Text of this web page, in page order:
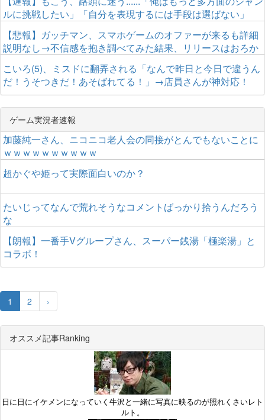
ルに挑戦したい」「自分を表現するには手段は選ばない」
【悲報】ガッチマン、スマホゲームのオファーが来るも詳細
説明なし→不信感を抱き調べてみた結果、リリースはおろか
こいろ(5)、ミスドに翻弄される「なんで昨日と今日で違うん
だ！うそつきだ！あそばれてる！」→店員さんが神対応！
ゲーム実況者速報
加藤純一さん、ニコニコ老人会の同接がとんでもないことに
ｗｗｗｗｗｗｗｗｗｗ
超かぐや姫って実際面白いのか？
たいじってなんで荒れそうなコメントばっかり拾うんだろう
な
【朗報】一番手Vグループさん、スーパー銭湯「極楽湯」と
コラボ！
1 2 ›
オススメ記事Ranking
日に日にイケメンになっていく牛沢と一緒に写真に映るのが照れくさいレト
ルト。